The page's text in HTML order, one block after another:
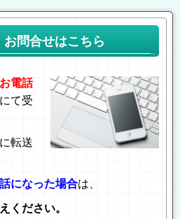
お問合せはこちら
お電話
にて受
転送
になった場合は、
ください。